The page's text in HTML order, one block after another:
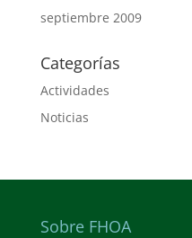
septiembre 2009
Categorías
Actividades
Noticias
Sobre FHOA